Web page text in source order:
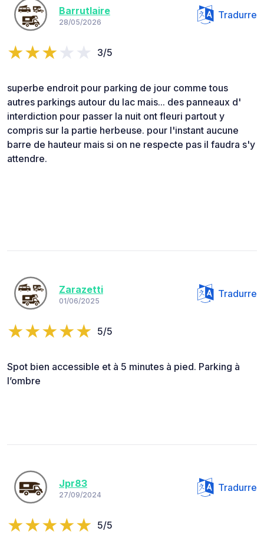
Barrutlaire
28/05/2026
Tradurre
3/5
superbe endroit pour parking de jour comme tous
autres parkings autour du lac mais... des panneaux d'
interdiction pour passer la nuit ont fleuri partout y
compris sur la partie herbeuse. pour l'instant aucune
barre de hauteur mais si on ne respecte pas il faudra s'y
attendre.
Zarazetti
01/06/2025
Tradurre
5/5
Spot bien accessible et à 5 minutes à pied. Parking à
l’ombre
Jpr83
27/09/2024
Tradurre
5/5